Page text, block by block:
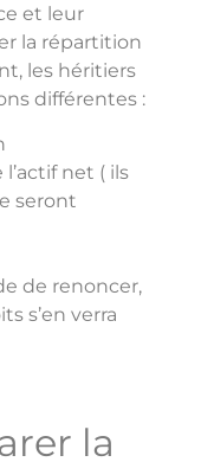
et leur
la répartition
les héritiers
différentes :
net ( ils
seront
de renoncer,
s’en verra
la